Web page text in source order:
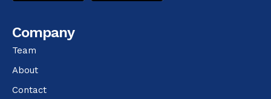
Company
Team
About
Contact